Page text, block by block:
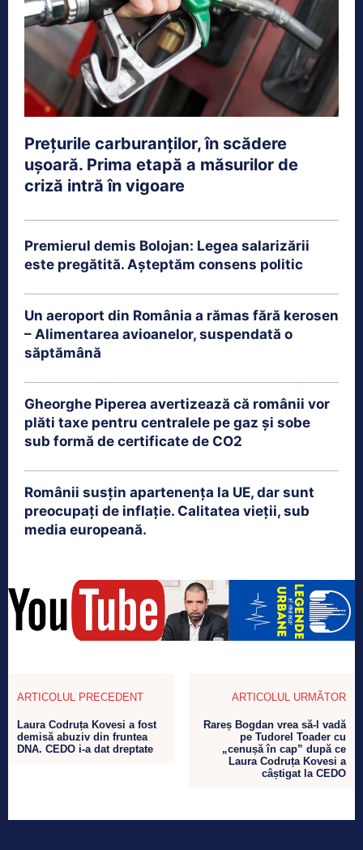
Prețurile carburanților, în scădere
ușoară. Prima etapă a măsurilor de
criză intră în vigoare
Premierul demis Bolojan: Legea salarizării
este pregătită. Așteptăm consens politic
Un aeroport din România a rămas fără kerosen
– Alimentarea avioanelor, suspendată o
săptămână
Gheorghe Piperea avertizează că românii vor
plăti taxe pentru centralele pe gaz și sobe
sub formă de certificate de CO2
Românii susțin apartenența la UE, dar sunt
preocupați de inflație. Calitatea vieții, sub
media europeană.
ARTICOLUL PRECEDENT
Laura Codruța Kovesi a fost
demisă abuziv din fruntea
DNA. CEDO i-a dat dreptate
ARTICOLUL URMĂTOR
Rareș Bogdan vrea să-l vadă
pe Tudorel Toader cu
„cenușă în cap” după ce
Laura Codruța Kovesi a
câștigat la CEDO